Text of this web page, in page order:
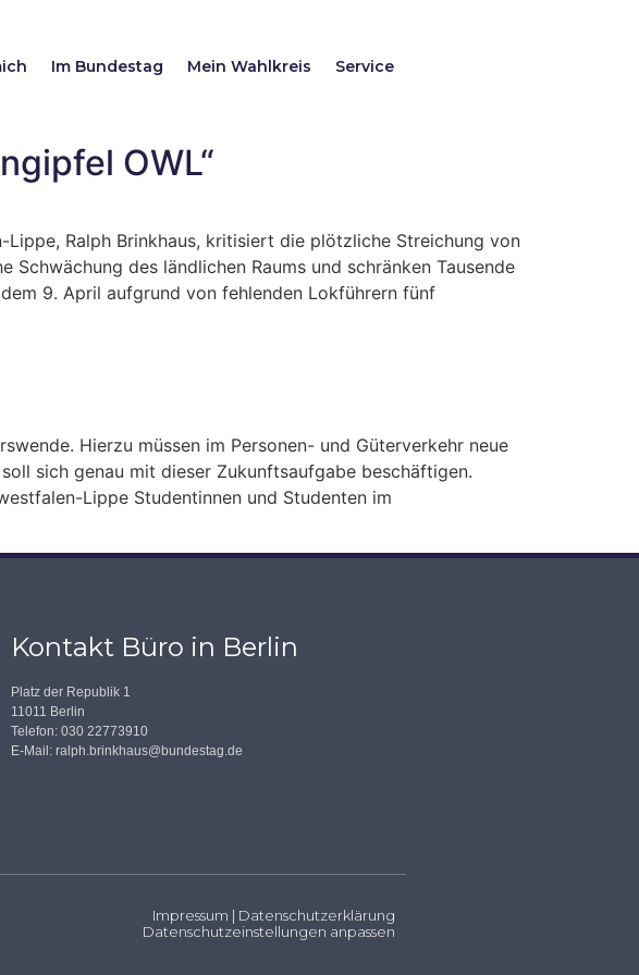
Im Bundestag Mein Wahlkreis Service
OWL“
Ralph Brinkhaus, kritisiert die plötzliche Streichung von
Schwächung des ländlichen Raums und schränken Tausende
9. April aufgrund von fehlenden Lokführern fünf
Hierzu müssen im Personen- und Güterverkehr neue
sich genau mit dieser Zukunftsaufgabe beschäftigen.
Lippe Studentinnen und Studenten im
Kontakt Büro in Berlin
Platz der Republik 1
11011 Berlin
Telefon: 030 22773910
E-Mail: ralph.brinkhaus@bundestag.de
Impressum | Datenschutzerklärung
Datenschutzeinstellungen anpassen